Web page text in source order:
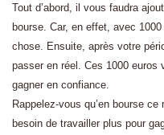
Tout d’abord, il vous faudra
bourse. Car, en effet, avec
chose. Ensuite, après votre
passer en réel. Ces 1000 euros
gagner en confiance.
Rappelez-vous qu’en bourse
besoin de travailler plus pour